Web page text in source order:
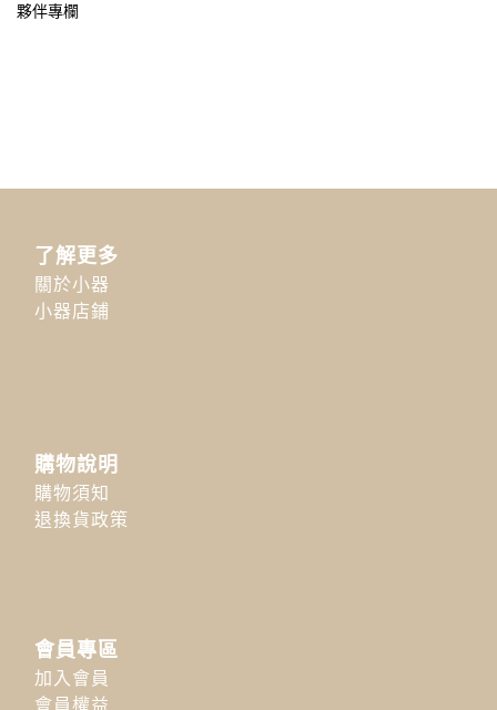
夥伴專欄
了解更多
關於小器
小器店鋪
購物說明
購物須知
退換貨政策
會員專區
加入會員
會員權益